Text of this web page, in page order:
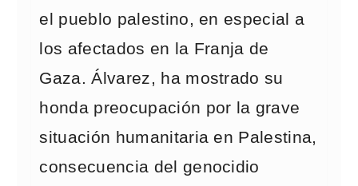
el pueblo palestino, en especial a
los afectados en la Franja de
Gaza. Álvarez, ha mostrado su
honda preocupación por la grave
situación humanitaria en Palestina,
consecuencia del genocidio